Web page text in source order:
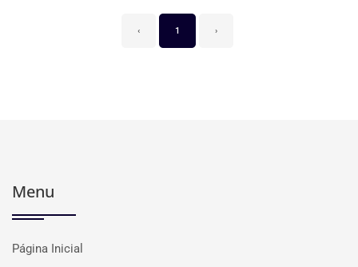
‹ 1 ›
Menu
Página Inicial